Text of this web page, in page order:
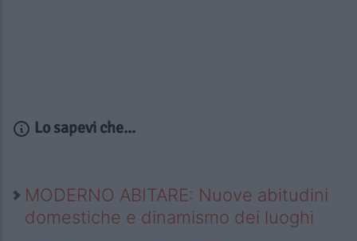
Lo sapevi che...
MODERNO ABITARE: Nuove abitudini
domestiche e dinamismo dei luoghi